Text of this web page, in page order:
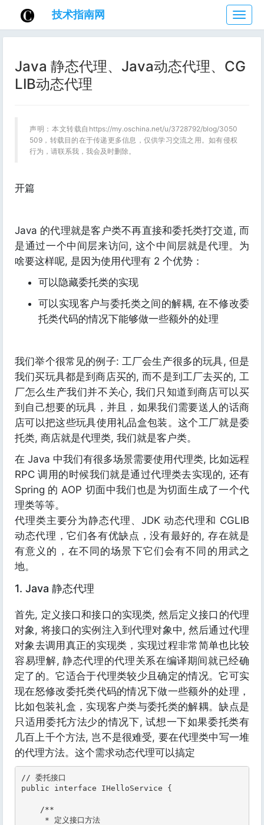
技
术
指
网
技术指南网
Java 静态代理、Java动态代理、CG
LIB动态代理
声明：本文转载自https://my.oschina.net/u/3728792/blog/3050
509，转载目的在于传递更多信息，仅供学习交流之用。如有侵权
行为，请联系我，我会及时删除。
开篇
Java 的代理就是客户类不再直接和委托类打交道, 而
是通过一个中间层来访问, 这个中间层就是代理。为
啥要这样呢, 是因为使用代理有 2 个优势：
可以隐藏委托类的实现
可以实现客户与委托类之间的解耦, 在不修改委
托类代码的情况下能够做一些额外的处理
我们举个很常见的例子: 工厂会生产很多的玩具, 但是
我们买玩具都是到商店买的, 而不是到工厂去买的, 工
厂怎么生产我们并不关心, 我们只知道到商店可以买
到自己想要的玩具，并且，如果我们需要送人的话商
店可以把这些玩具使用礼品盒包装。这个工厂就是委
托类, 商店就是代理类, 我们就是客户类。
在 Java 中我们有很多场景需要使用代理类, 比如远程
RPC 调用的时候我们就是通过代理类去实现的, 还有
Spring 的 AOP 切面中我们也是为切面生成了一个代
理类等等。
代理类主要分为静态代理、JDK 动态代理和 CGLIB
动态代理，它们各有优缺点，没有最好的, 存在就是
有意义的，在不同的场景下它们会有不同的用武之
地。
1. Java 静态代理
首先, 定义接口和接口的实现类, 然后定义接口的代理
对象, 将接口的实例注入到代理对象中, 然后通过代理
对象去调用真正的实现类，实现过程非常简单也比较
容易理解, 静态代理的代理关系在编译期间就已经确
定了的。它适合于代理类较少且确定的情况。它可实
现在怒修改委托类代码的情况下做一些额外的处理，
比如包装礼盒，实现客户类与委托类的解耦。缺点是
只适用委托方法少的情况下, 试想一下如果委托类有
几百上千个方法, 岂不是很难受, 要在代理类中写一堆
的代理方法。这个需求动态代理可以搞定
// 委托接口
public interface IHelloService {
    /**
     * 定义接口方法